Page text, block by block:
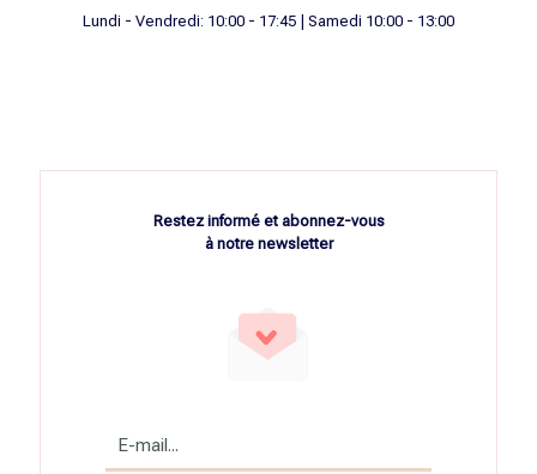
Lundi - Vendredi: 10:00 - 17:45 | Samedi 10:00 - 13:00
Restez informé et abonnez-vous
à notre newsletter